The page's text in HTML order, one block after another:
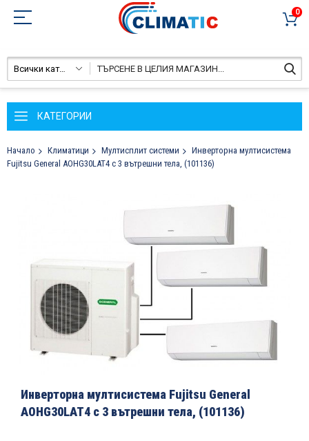
0
Всички категории
КАТЕГОРИИ
Начало Климатици Мултисплит системи
Инверторна мултисистема
Fujitsu General AOHG30LAT4 с 3 вътрешни тела, (101136)
изображенията
към
началото
на
Инверторна мултисистема Fujitsu General
AOHG30LAT4 с 3 вътрешни тела, (101136)